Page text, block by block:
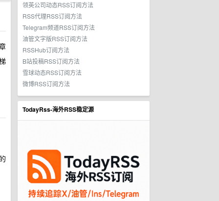
领英公司动态RSS订阅方法
RSS代理RSS订阅方法
Telegram频道RSS订阅方法
油管文字版RSS订阅方法
RSSHub订阅方法
B站投稿RSS订阅方法
雪球动态RSS订阅方法
微博RSS订阅方法
TodayRss-海外RSS稳定源